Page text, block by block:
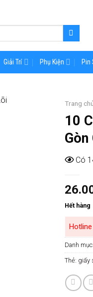
Giải Trí Phụ Kiện Pin
Trang
10
Có
Hết hàng
Danh mục:
Thẻ: giấy